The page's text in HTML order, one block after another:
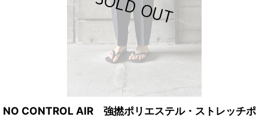
NO CONTROL AIR 強撚ポリエステル・ストレッチポ